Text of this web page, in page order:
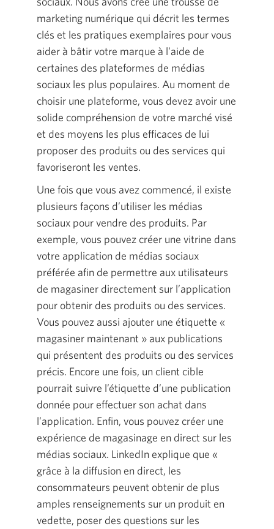
marketing numérique qui décrit les termes
clés et les pratiques exemplaires pour vous
aider à bâtir votre marque à l’aide de
certaines des plateformes de médias
sociaux les plus populaires. Au moment de
choisir une plateforme, vous devez avoir une
solide compréhension de votre marché visé
et des moyens les plus efficaces de lui
proposer des produits ou des services qui
favoriseront les ventes.
Une fois que vous avez commencé, il existe
plusieurs façons d’utiliser les médias
sociaux pour vendre des produits. Par
exemple, vous pouvez créer une vitrine dans
votre application de médias sociaux
préférée afin de permettre aux utilisateurs
de magasiner directement sur l’application
pour obtenir des produits ou des services.
Vous pouvez aussi ajouter une étiquette «
magasiner maintenant » aux publications
qui présentent des produits ou des services
précis. Encore une fois, un client cible
pourrait suivre l’étiquette d’une publication
donnée pour effectuer son achat dans
l’application. Enfin, vous pouvez créer une
expérience de magasinage en direct sur les
médias sociaux. LinkedIn explique que «
grâce à la diffusion en direct, les
consommateurs peuvent obtenir de plus
amples renseignements sur un produit en
vedette, poser des questions sur les